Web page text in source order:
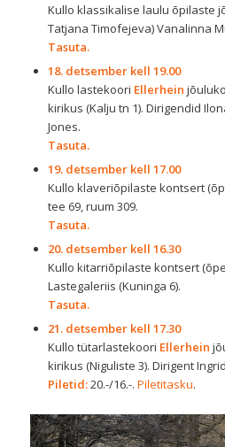
Kullo klassikalise laulu õpilaste
Tatjana Timofejeva) Vanalinna
Tasuta.
18. detsember kell 19.00
Kullo lastekoori Ellerhein
kirikus (Kalju tn 1). Dirigendid
Jones.
Tasuta.
19. detsember kell 17.00
Kullo klaveriõpilaste kontsert
tee 69, ruum 309.
Tasuta.
20. detsember kell 16.30
Kullo kitarriõpilaste kontsert
Lastegaleriis (Kuninga 6).
Tasuta.
21. detsember kell 17.30
Kullo tütarlastekoori Ellerhein
kirikus (Niguliste 3). Dirigent
Piletid:20.-/16.-. Piletitasku.